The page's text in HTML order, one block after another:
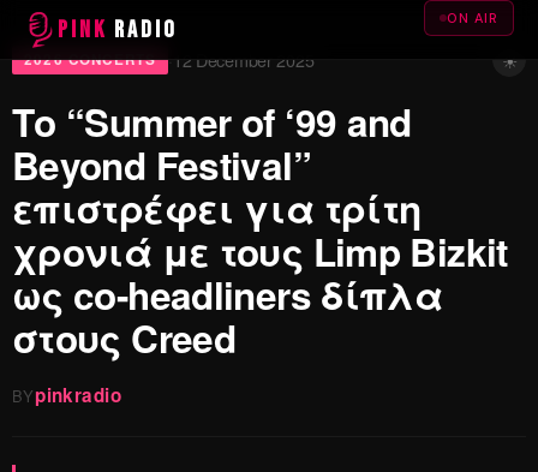
PINK RADIO ON AIR
2026 CONCERTS · 12 December 2025 ☀
Το “Summer of ‘99 and
Beyond Festival”
επιστρέφει για τρίτη
χρονιά με τους Limp Bizkit
ως co-headliners δίπλα
στους Creed
BYpinkradio